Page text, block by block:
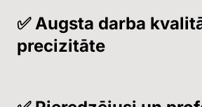
✅ Augsta darba
precizitāte